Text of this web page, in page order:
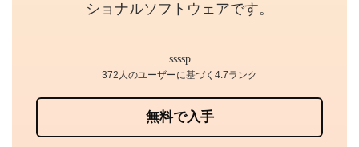
ショナルソフトウェアです。
無料で入手
372人のユーザーに基づく4.7ランク